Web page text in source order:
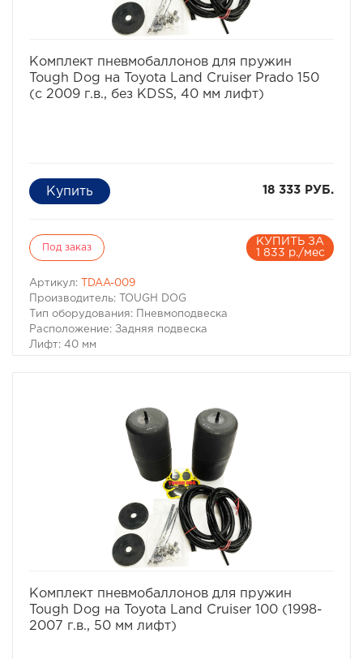
Комплект пневмобаллонов для пружин
Tough Dog на Toyota Land Cruiser Prado 150
(с 2009 г.в., без KDSS, 40 мм лифт)
18 333 РУБ.
Под заказ
КУПИТЬ ЗА
1 833 р./мес
Артикул:
TDAA-009
Производитель: TOUGH DOG
Тип оборудования: Пневмоподвеска
Расположение: Задняя подвеска
Лифт: 40 мм
– Toyota Land Cruiser Prado 120 2002-2009 г.в.
– Toyota Land Cruiser Prado 150 (без KDSS) 2009- г.в.
– Toyota FJ Cruiser 2006-2010 г.в.
– Toyota FJ Cruiser 2010- г.в.
Комплект пневмобаллонов для пружин
Tough Dog на Toyota Land Cruiser 100 (1998-
2007 г.в., 50 мм лифт)